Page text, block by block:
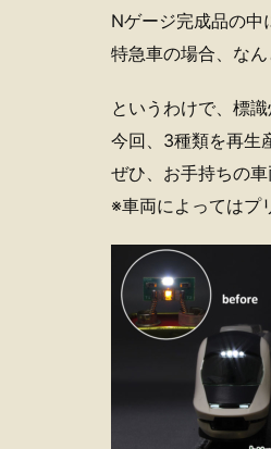
Nゲージ完成品の中
特急車の場合、な
というわけで、標
今回、3種類を再生
ぜひ、お手持ちの車
※車両によってはプ